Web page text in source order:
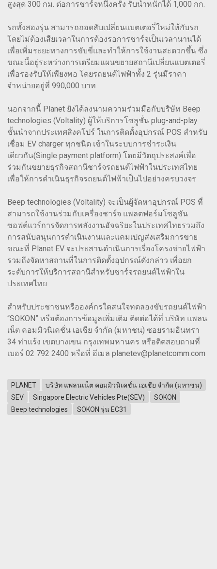
สูงสุด 300 กม. ต่อการชาร์จหนึ่งครั้ง รับน้ำหนักได้ 1,000 กก.
รถทั้งสองรุ่น สามารถถอดสับเปลี่ยนแบตเตอรี่ใหม่ให้กับรถ
โดยไม่ต้องเสียเวลาในการต้องรอการชาร์จเป็นเวลานานได้
เพื่อเพิ่มระยะทางการขับขี่และทำให้การใช้งานสะดวกขึ้น ซึ่ง
ขณะนี้อยู่ระหว่างการเตรียมแผนขยายสถานีเปลี่ยนแบตเตอรี่
เพื่อรองรับให้เพียงพอ โดยรถยนต์ไฟฟ้าทั้ง 2 รุ่นมีราคา
จำหน่ายอยู่ที่ 990,000 บาท
นอกจากนี้ Planet ยังได้ลงนามความร่วมมือกับบริษัท Beep
technologies (Voltality) ผู้ให้บริการโซลูชั่น plug-and-play
ชั้นนำจากประเทศสิงคโปร์ ในการติดตั้งอุปกรณ์ POS สำหรับ
เชื่อม EV charger ทุกชนิด เข้าในระบบการชำระเงิน
เดียวกัน(Single payment platform) โดยมีวัตถุประสงค์เพื่อ
ร่วมกันขยายธุรกิจสถานีชาร์จรถยนต์ไฟฟ้าในประเทศไทย
เพื่อให้การดำเนินธุรกิจรถยนต์ไฟฟ้าเป็นไปอย่างครบวงจร
Beep technologies (Voltality) จะเป็นผู้จัดหาอุปกรณ์ POS ที่
สามารถใช้งานร่วมกับเครื่องชาร์จ แพลตฟอร์มโซลูชัน
ซอฟต์แวร์การจัดการพลังงานอัจฉริยะในประเทศไทยรวมถึง
การสนับสนุนการดําเนินงานและแคมเปญส่งเสริมการขาย
ขณะที่ Planet EV จะประสานดำเนินการเรื่องโครงข่ายไฟฟ้า
รวมถึงจัดหาสถานที่ในการติดตั้งอุปกรณ์ดังกล่าว เพื่อยก
ระดับการให้บริการสถานีสำหรับชาร์จรถยนต์ไฟฟ้าใน
ประเทศไทย
สำหรับประชาชนหรือองค์กรใดสนใจทดลองขับรถยนต์ไฟฟ้า
“SOKON” หรือต้องการข้อมูลเพิ่มเติม ติดต่อได้ที่ บริษัท แพลน
เน็ต คอมมิวนิเคชั่น เอเชีย จำกัด (มหาชน) ซอยรามอินทรา
34 ท่าแร้ง เขตบางเขน กรุงเทพมหานคร หรือติดสอบถามที่
เบอร์ 02 792 2400 หรือที่ อีเมล planetev@planetcomm.com
PLANET
บริษัท แพลนเน็ต คอมมิวนิเคชั่น เอเชีย จำกัด (มหาชน)
SEV
Singapore Electric Vehicles Pte(SEV)
SOKON
Beep technologies
SOKON รุ่น EC31